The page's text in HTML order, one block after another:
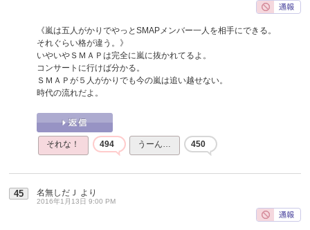
《嵐は五人がかりでやっとSMAPメンバー一人を相手にできる。
それぐらい格が違う。》
いやいやＳＭＡＰは完全に嵐に抜かれてるよ。
コンサートに行けば分かる。
ＳＭＡＰが５人がかりでも今の嵐は追い越せない。
時代の流れだよ。
それな！ 494 うーん… 450
45 名無しだＪ より
2016年1月13日 9:00 PM